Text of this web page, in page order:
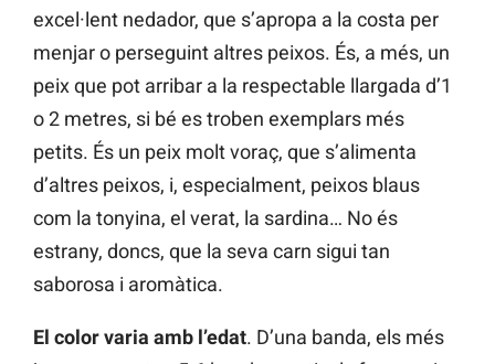
excel·lent nedador, que s’apropa a la costa per
menjar o perseguint altres peixos. És, a més, un
peix que pot arribar a la respectable llargada d’1
o 2 metres, si bé es troben exemplars més
petits. És un peix molt voraç, que s’alimenta
d’altres peixos, i, especialment, peixos blaus
com la tonyina, el verat, la sardina… No és
estrany, doncs, que la seva carn sigui tan
saborosa i aromàtica.
El color varia amb l’edat. D’una banda, els més